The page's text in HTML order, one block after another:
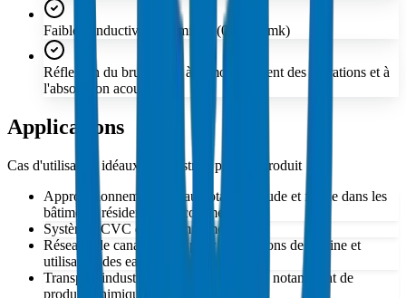
Faible conductivité thermique (0.24 W/mk)
Réflexion du bruit grâce à l'amortissement des vibrations et à
l'absorption acoustique
Applications
Cas d'utilisation idéaux et industries pour ce produit
Approvisionnement en eau potable chaude et froide dans les
bâtiments résidentiels et commerciaux
Systèmes CVC et air comprimé
Réseaux de canalisations pour installations de piscine et
utilisation des eaux pluviales
Transport industrial de fluides agressifs, notamment de
produits chimiques acides et alcalins